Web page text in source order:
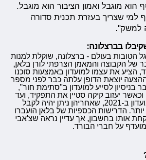
מוגבל ואמון הציבור הוא מוגבל.
למי שצריך בעזרת תכנית סדורה
למשק".
בברצלונה:
הטובות בעולם - ברצלונה, שוקלת למנות
הקבוצה והמאמן הצרפתי לורן בלאן,
הציע את עצמו למועדון באמצעות סוכנו
יוצאת הדופן עלתה כבר לפני מספר
בניסיון לסייע למועדון ב"סתימת חור",
יעזוב קיקה סטיין את התפקיד, ועד
לבחירות להנהלת המועדון ב-2021, שאחריהן ניתן יהיה לקבל
הדרישות הכספיות של בלאן הועברו
אותו בחשבון, אך עדיין נראה שצ'אבי
על חברי הבורד.